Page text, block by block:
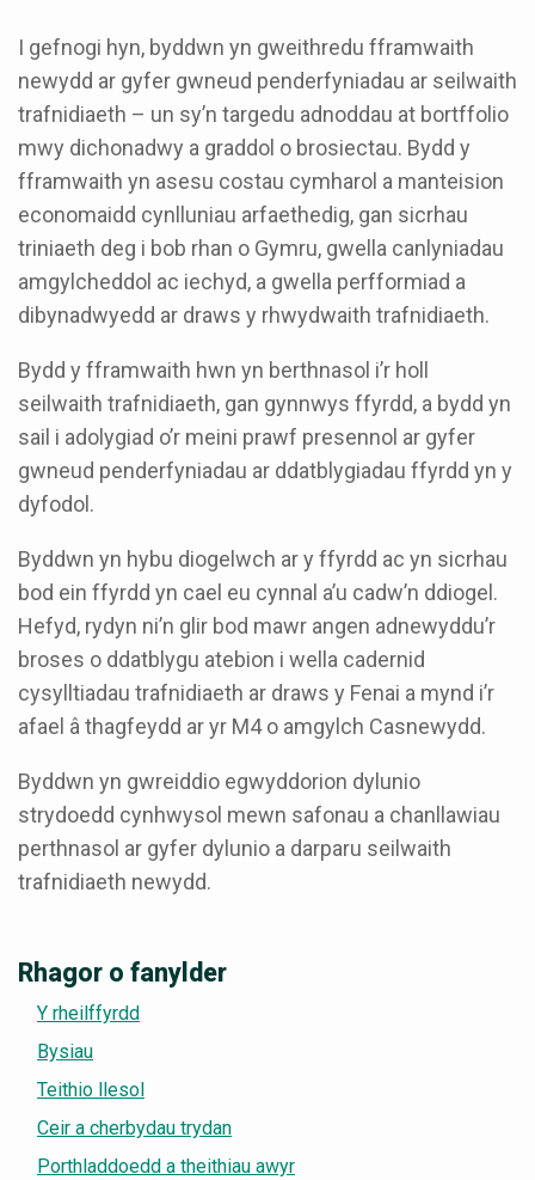
I gefnogi hyn, byddwn yn gweithredu fframwaith
newydd ar gyfer gwneud penderfyniadau ar seilwaith
trafnidiaeth – un sy’n targedu adnoddau at bortffolio
mwy dichonadwy a graddol o brosiectau. Bydd y
fframwaith yn asesu costau cymharol a manteision
economaidd cynlluniau arfaethedig, gan sicrhau
triniaeth deg i bob rhan o Gymru, gwella canlyniadau
amgylcheddol ac iechyd, a gwella perfformiad a
dibynadwyedd ar draws y rhwydwaith trafnidiaeth.
Bydd y fframwaith hwn yn berthnasol i’r holl
seilwaith trafnidiaeth, gan gynnwys ffyrdd, a bydd yn
sail i adolygiad o’r meini prawf presennol ar gyfer
gwneud penderfyniadau ar ddatblygiadau ffyrdd yn y
dyfodol.
Byddwn yn hybu diogelwch ar y ffyrdd ac yn sicrhau
bod ein ffyrdd yn cael eu cynnal a’u cadw’n ddiogel.
Hefyd, rydyn ni’n glir bod mawr angen adnewyddu’r
broses o ddatblygu atebion i wella cadernid
cysylltiadau trafnidiaeth ar draws y Fenai a mynd i’r
afael â thagfeydd ar yr M4 o amgylch Casnewydd.
Byddwn yn gwreiddio egwyddorion dylunio
strydoedd cynhwysol mewn safonau a chanllawiau
perthnasol ar gyfer dylunio a darparu seilwaith
trafnidiaeth newydd.
Rhagor o fanylder
Y rheilffyrdd
Bysiau
Teithio llesol
Ceir a cherbydau trydan
Porthladdoedd a theithiau awyr